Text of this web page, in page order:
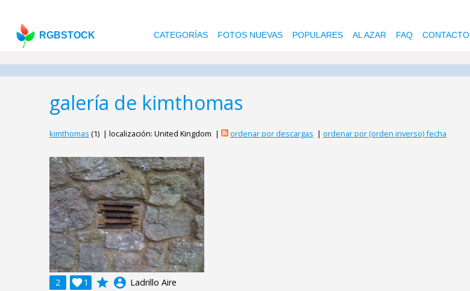
RGBSTOCK CATEGORÍAS FOTOS NUEVAS POPULARES AL AZAR FAQ CONTACTO
galería de kimthomas
kimthomas (1) | localización: United Kingdom | ordenar por descargas | ordenar por (orden inverso) fecha
2 1
 grade account_circle Ladrillo Aire